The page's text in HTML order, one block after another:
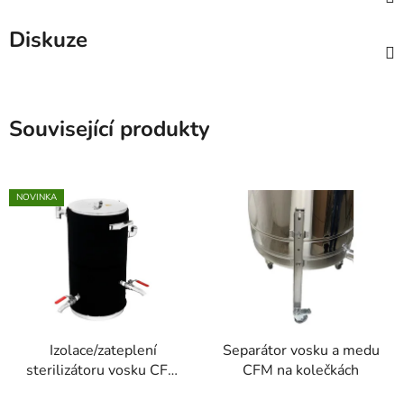
Diskuze
Související produkty
NOVINKA
Izolace/zateplení
sterilizátoru vosku CFM
Separátor vosku a medu
CFM na kolečkách